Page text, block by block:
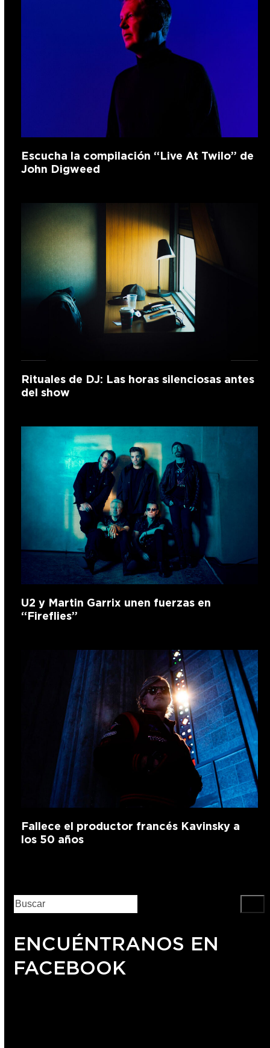
Escucha la compilación “Live At Twilo” de
John Digweed
Rituales de DJ: Las horas silenciosas antes
del show
U2 y Martin Garrix unen fuerzas en
“Fireflies”
Fallece el productor francés Kavinsky a
los 50 años
ENCUÉNTRANOS EN
FACEBOOK